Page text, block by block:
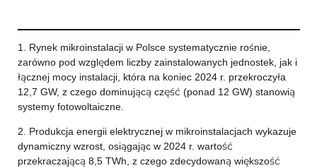
1. Rynek mikroinstalacji w Polsce systematycznie rośnie,
zarówno pod względem liczby zainstalowanych jednostek, jak i
łącznej mocy instalacji, która na koniec 2024 r. przekroczyła
12,7 GW, z czego dominującą część (ponad 12 GW) stanowią
systemy fotowoltaiczne.
2. Produkcja energii elektrycznej w mikroinstalacjach wykazuje
dynamiczny wzrost, osiągając w 2024 r. wartość
przekraczającą 8,5 TWh, z czego zdecydowaną większość